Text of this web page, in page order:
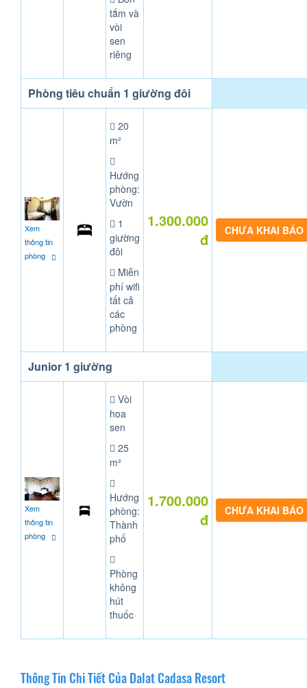
tắm và
vòi
sen
riêng
Phòng tiêu chuẩn 1 giường đôi
Xem
thông tin
phòng
20
m²
Hướng
phòng:
Vườn
1
giường
đôi
Miễn
phí wifi
tất cả
các
phòng
1.300.000
đ
CHƯA KHAI BÁO
Junior 1 giường
Xem
thông tin
phòng
Vòi
hoa
sen
25
m²
Hướng
phòng:
Thành
phố
Phòng
không
hút
thuốc
1.700.000
đ
CHƯA KHAI BÁO
Thông Tin Chi Tiết Của Dalat Cadasa Resort